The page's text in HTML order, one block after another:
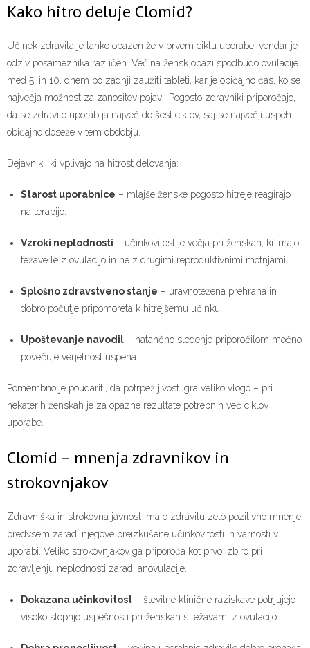
Kako hitro deluje Clomid?
Učinek zdravila je lahko opazen že v prvem ciklu uporabe, vendar je
odziv posameznika različen. Večina žensk opazi spodbudo ovulacije
med 5. in 10. dnem po zadnji zaužiti tableti, kar je običajno čas, ko se
največja možnost za zanositev pojavi. Pogosto zdravniki priporočajo,
da se zdravilo uporablja največ do šest ciklov, saj se največji uspeh
običajno doseže v tem obdobju.
Dejavniki, ki vplivajo na hitrost delovanja:
Starost uporabnice – mlajše ženske pogosto hitreje reagirajo
na terapijo.
Vzroki neplodnosti – učinkovitost je večja pri ženskah, ki imajo
težave le z ovulacijo in ne z drugimi reproduktivnimi motnjami.
Splošno zdravstveno stanje – uravnotežena prehrana in
dobro počutje pripomoreta k hitrejšemu učinku.
Upoštevanje navodil – natančno sledenje priporočilom močno
povečuje verjetnost uspeha.
Pomembno je poudariti, da potrpežljivost igra veliko vlogo – pri
nekaterih ženskah je za opazne rezultate potrebnih več ciklov
uporabe.
Clomid – mnenja zdravnikov in
strokovnjakov
Zdravniška in strokovna javnost ima o zdravilu zelo pozitivno mnenje,
predvsem zaradi njegove preizkušene učinkovitosti in varnosti v
uporabi. Veliko strokovnjakov ga priporoča kot prvo izbiro pri
zdravljenju neplodnosti zaradi anovulacije.
Dokazana učinkovitost – številne klinične raziskave potrjujejo
visoko stopnjo uspešnosti pri ženskah s težavami z ovulacijo.